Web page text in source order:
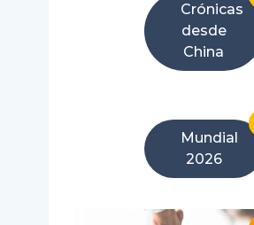
Crónicas
desde
China
Mundial
2026